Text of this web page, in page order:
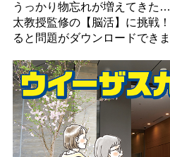
うっかり物忘れが増えてきた
太教授監修の【脳活】に挑戦
ると問題がダウンロードできま